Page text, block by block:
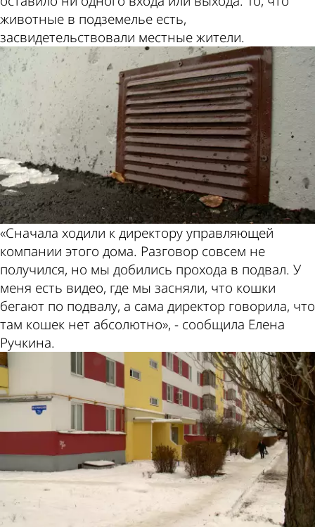
животные в подземелье есть,
засвидетельствовали местные жители.
«Сначала ходили к директору управляющей
компании этого дома. Разговор совсем не
получился, но мы добились прохода в подвал. У
меня есть видео, где мы засняли, что кошки
бегают по подвалу, а сама директор говорила, что
там кошек нет абсолютно», - сообщила Елена
Ручкина.